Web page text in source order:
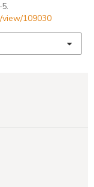
109030